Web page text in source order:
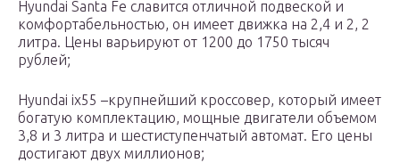
Hyundai Santa Fe славится отличной подвеской и
комфортабельностью, он имеет движка на 2,4 и 2, 2
литра. Цены варьируют от 1200 до 1750 тысяч
рублей;
Hyundai ix55 –крупнейший кроссовер, который имеет
богатую комплектацию, мощные двигатели объемом
3,8 и 3 литра и шестиступенчатый автомат. Его цены
достигают двух миллионов;